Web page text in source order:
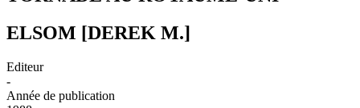
ELSOM [DEREK M.]
Editeur
-
Année de publication